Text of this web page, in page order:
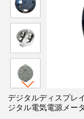
デジタルディスプレ
ジタル電気電源メー